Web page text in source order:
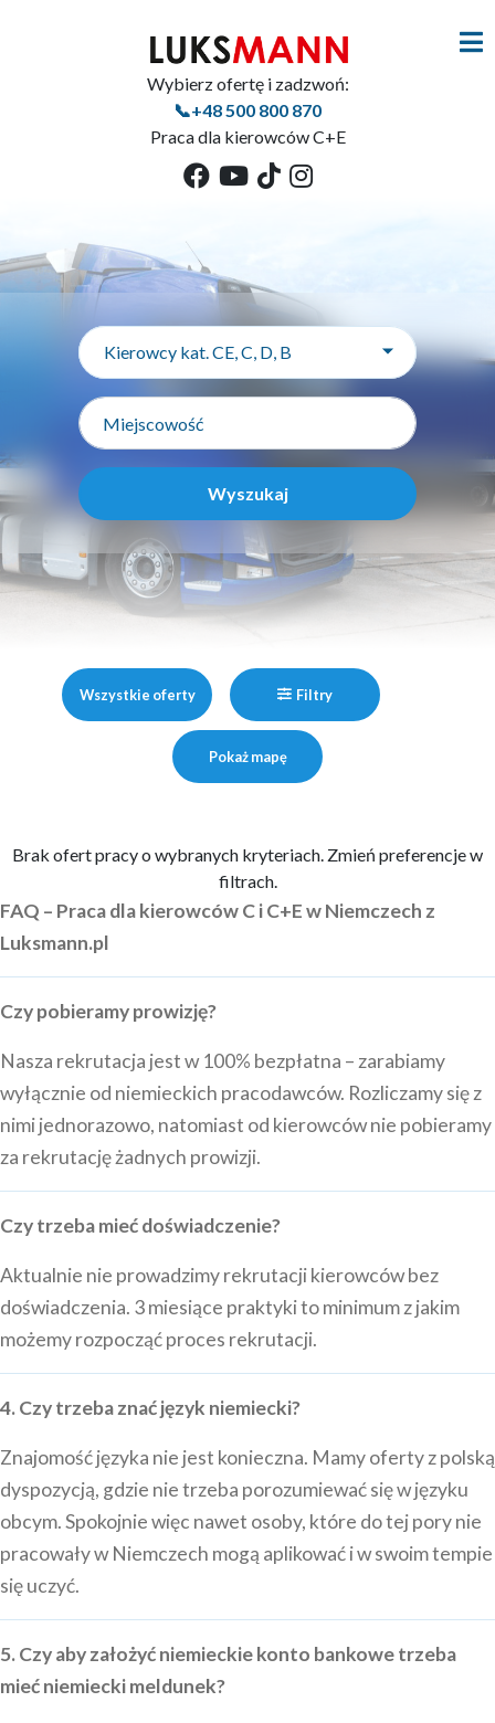
Wybierz ofertę i zadzwoń:
📞+48 500 800 870
Praca dla kierowców C+E
Kierowcy kat. CE, C, D, B
Wyszukaj
Wszystkie oferty Filtry
Pokaż mapę
Brak ofert pracy o wybranych kryteriach. Zmień preferencje w
filtrach.
FAQ – Praca dla kierowców C i C+E w Niemczech z
Luksmann.pl
Czy pobieramy prowizję?
Nasza rekrutacja jest w 100% bezpłatna – zarabiamy
wyłącznie od niemieckich pracodawców. Rozliczamy się z
nimi jednorazowo, natomiast od kierowców nie pobieramy
za rekrutację żadnych prowizji.
Czy trzeba mieć doświadczenie?
Aktualnie nie prowadzimy rekrutacji kierowców bez
doświadczenia. 3 miesiące praktyki to minimum z jakim
możemy rozpocząć proces rekrutacji.
4. Czy trzeba znać język niemiecki?
Znajomość języka nie jest konieczna. Mamy oferty z polską
dyspozycją, gdzie nie trzeba porozumiewać się w języku
obcym. Spokojnie więc nawet osoby, które do tej pory nie
pracowały w Niemczech mogą aplikować i w swoim tempie
się uczyć.
5. Czy aby założyć niemieckie konto bankowe trzeba
mieć niemiecki meldunek?